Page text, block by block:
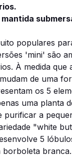
populares
'mini' são
À medida que
de uma
os 5
uma planta
purificar a
"white
5
borboleta branca.